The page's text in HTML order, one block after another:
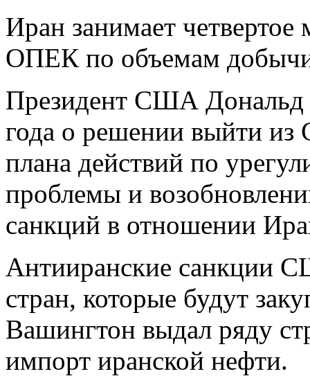
Иран занимает четвертое
ОПЕК по объемам
Президент США Дональд
года о решении выйти из
плана действий по
проблемы и
санкций в отношении
Антииранские санкции
стран, которые будут
Вашингтон выдал ряду
импорт иранской нефти.